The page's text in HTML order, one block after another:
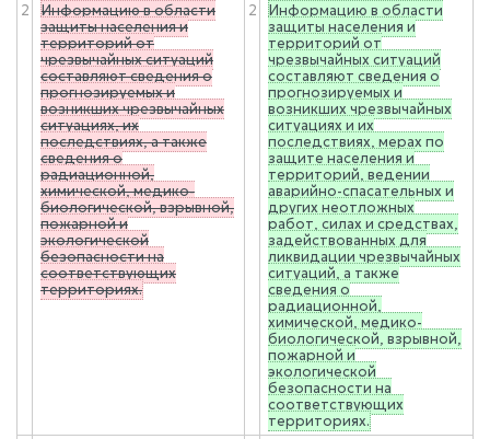
2
Информацию в области
защиты населения и
территорий от
чрезвычайных ситуаций
составляют сведения о
прогнозируемых и
возникших чрезвычайных
ситуациях, их
последствиях, а также
сведения о
радиационной,
химической, медико-
биологической, взрывной,
пожарной и
экологической
безопасности на
соответствующих
территориях.
2
Информацию в области
защиты населения и
территорий от
чрезвычайных ситуаций
составляют сведения о
прогнозируемых и
возникших чрезвычайных
ситуациях и их
последствиях, мерах по
защите населения и
территорий, ведении
аварийно-спасательных и
других неотложных
работ, силах и средствах,
задействованных для
ликвидации чрезвычайных
ситуаций, а также
сведения о
радиационной,
химической, медико-
биологической, взрывной,
пожарной и
экологической
безопасности на
соответствующих
территориях.